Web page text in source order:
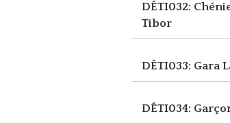
DÉTI032:
Tibor
DÉTI033: Gara
DÉTI034: